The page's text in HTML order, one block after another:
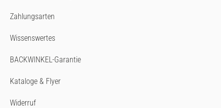
Zahlungsarten
Wissenswertes
BACKWINKEL-Garantie
Kataloge & Flyer
Widerruf